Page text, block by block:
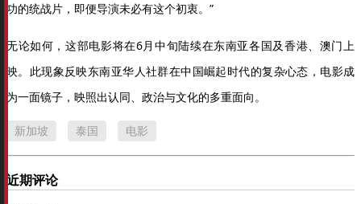
功的统战片，即便导演未必有这个初衷。”
无论如何，这部电影将在6月中旬陆续在东南亚各国及香港、澳门上
映。此现象反映东南亚华人社群在中国崛起时代的复杂心态，电影成
为一面镜子，映照出认同、政治与文化的多重面向。
新加坡 泰国 电影
近期评论